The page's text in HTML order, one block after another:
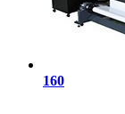
160